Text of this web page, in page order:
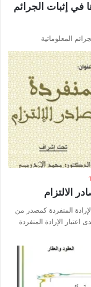
في إثبات الجرائم
المعلوماتية
الالتزام
المنفردة كمصدر من
اعتبار الإرادة المنفردة